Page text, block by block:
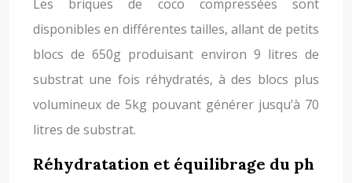
Les briques de coco compressées sont
disponibles en différentes tailles, allant de petits
blocs de 650g produisant environ 9 litres de
substrat une fois réhydratés, à des blocs plus
volumineux de 5kg pouvant générer jusqu’à 70
litres de substrat.
Réhydratation et équilibrage du ph